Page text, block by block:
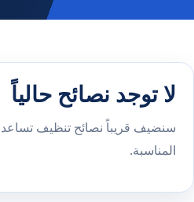
لا توجد نصائح حالياً
سنضيف قريباً نصائح تنظيف
المناسبة.